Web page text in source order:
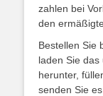
zahlen bei
den
Bestellen Sie
laden Sie
herunter,
senden Sie